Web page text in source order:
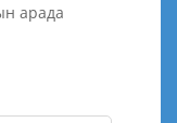
арада